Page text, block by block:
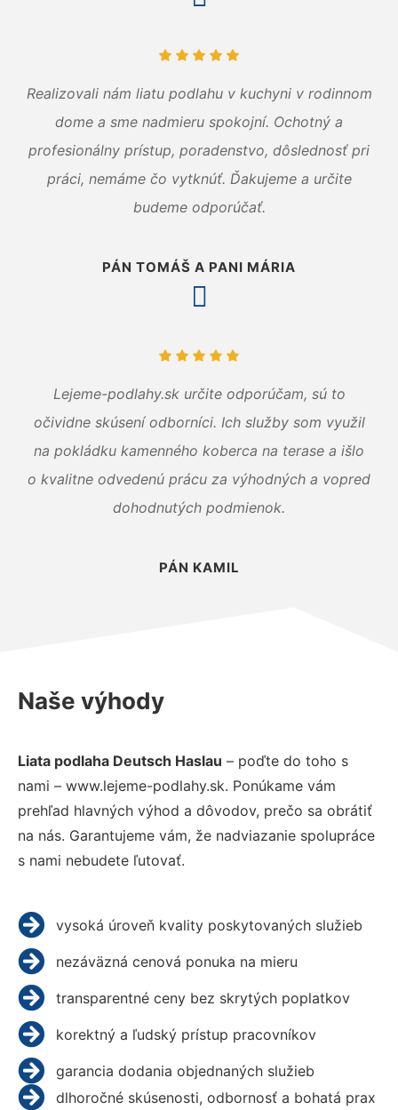
Realizovali nám liatu podlahu v kuchyni v rodinnom
dome a sme nadmieru spokojní. Ochotný a
profesionálny prístup, poradenstvo, dôslednosť pri
práci, nemáme čo vytknúť. Ďakujeme a určite
budeme odporúčať.
PÁN TOMÁŠ A PANI MÁRIA
Lejeme-podlahy.sk určite odporúčam, sú to
očividne skúsení odborníci. Ich služby som využil
na pokládku kamenného koberca na terase a išlo
o kvalitne odvedenú prácu za výhodných a vopred
dohodnutých podmienok.
PÁN KAMIL
Naše výhody
Liata podlaha Deutsch Haslau – poďte do toho s
nami – www.lejeme-podlahy.sk. Ponúkame vám
prehľad hlavných výhod a dôvodov, prečo sa obrátiť
na nás. Garantujeme vám, že nadviazanie spolupráce
s nami nebudete ľutovať.
vysoká úroveň kvality poskytovaných služieb
nezáväzná cenová ponuka na mieru
transparentné ceny bez skrytých poplatkov
korektný a ľudský prístup pracovníkov
garancia dodania objednaných služieb
dlhoročné skúsenosti, odbornosť a bohatá prax